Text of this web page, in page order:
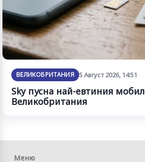
ВЕЛИКОБРИТАНИЯ 5 Август 2026, 14:51
Sky пусна най-евтиния
Великобритания
Меню